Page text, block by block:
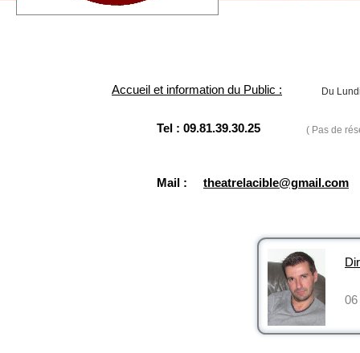
Accueil et information du Public : Du
Tel : 09.81.39.30.25 ( Pas de
Mail : theatrelacible@gmail.com
06